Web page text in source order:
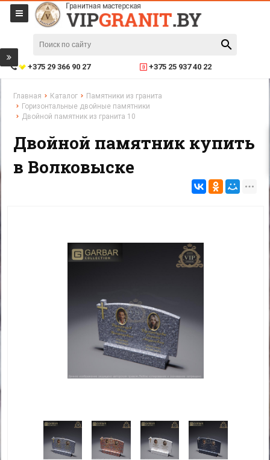
+375 29 366 90 27 +375 25 937 40 22
Главная Каталог
Памятники из гранита
Горизонтальные двойные памятники
Двойной памятник из гранита 10
Двойной памятник купить
в Волковыске